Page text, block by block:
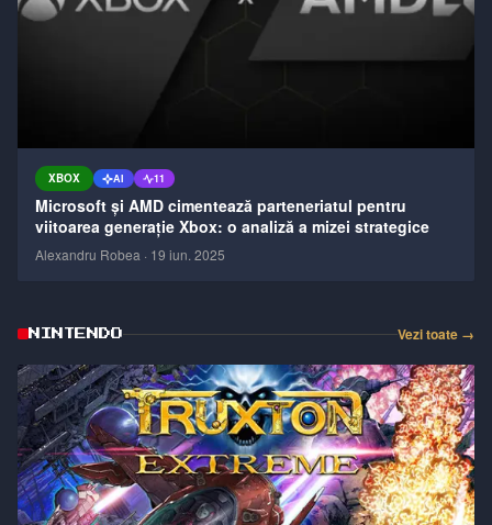
XBOX AI 11
Microsoft și AMD cimentează parteneriatul pentru
viitoarea generație Xbox: o analiză a mizei strategice
Alexandru Robea · 19 iun. 2025
NINTENDO Vezi toate →